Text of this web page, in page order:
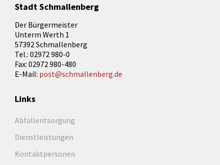
Stadt Schmallenberg
Der Bürgermeister
Unterm Werth 1
57392 Schmallenberg
Tel.: 02972 980-0
Fax: 02972 980-480
E-Mail: post@schmallenberg.de
Links
Abfallentsorgung
Dienstleistungen
Kontaktpersonen